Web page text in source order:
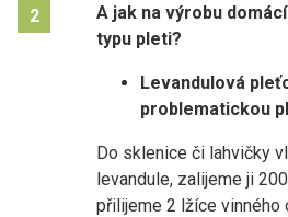
2
A jak na výrobu
typu pleti?
Levandulová
problematickou
Do sklenice či lahvičky
levandule, zalijeme ji
přilijeme 2 lžíce vinného